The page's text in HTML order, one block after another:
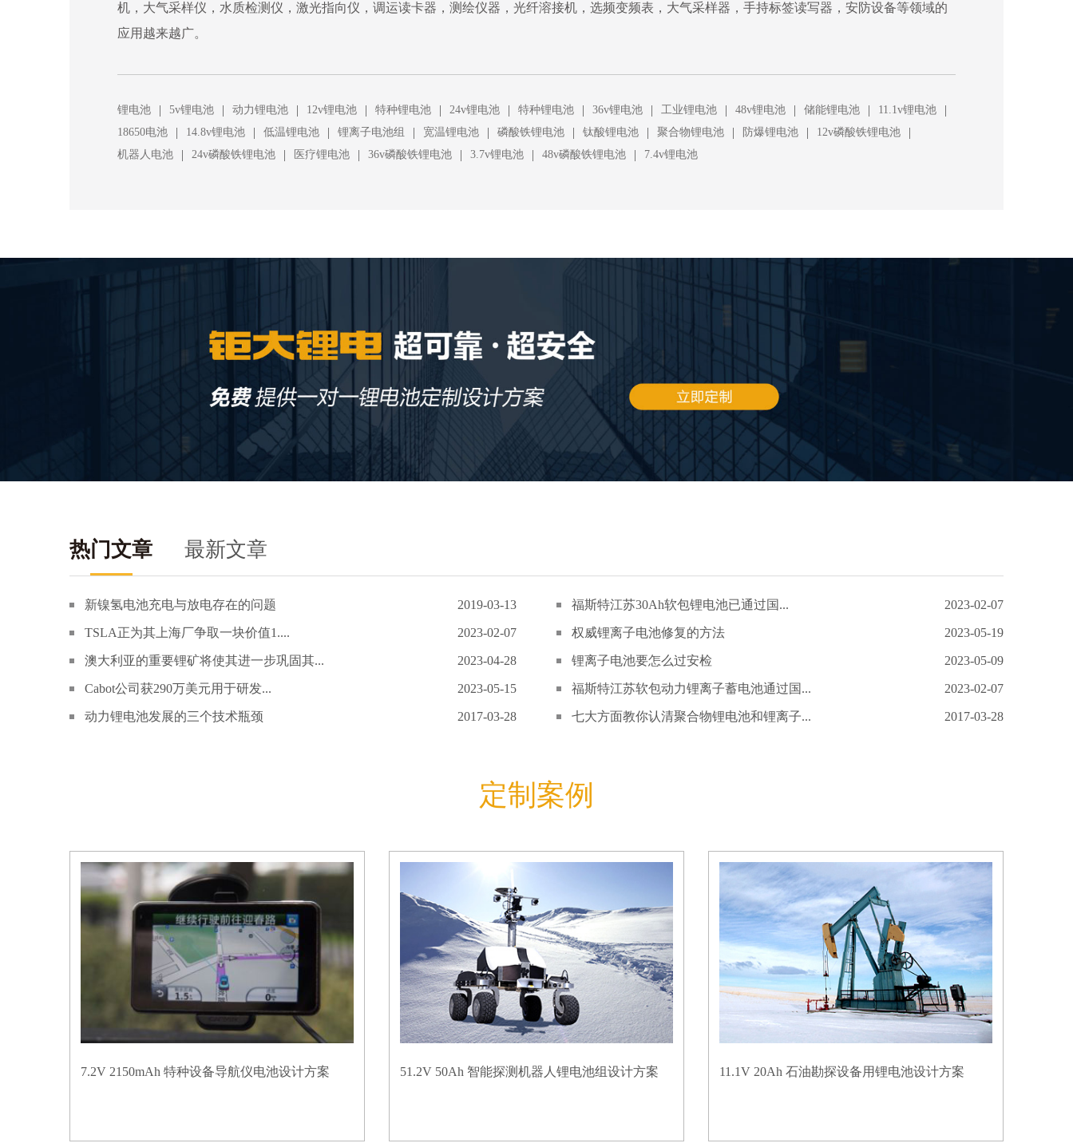
机，大气采样仪，水质检测仪，激光指向仪，调运读卡器，测绘仪器，光纤溶接机，选频变频表，大气采样器，手持标签读写器，安防设备等领域的
应用越来越广。
锂电池 | 5v锂电池 | 动力锂电池 | 12v锂电池 | 特种锂电池 | 24v锂电池 | 特种锂电池 | 36v锂电池 | 工业锂电池 | 48v锂电池 | 储能锂电池 | 11.1v锂电池 |
18650电池 | 14.8v锂电池 | 低温锂电池 | 锂离子电池组 | 宽温锂电池 | 磷酸铁锂电池 | 钛酸锂电池 | 聚合物锂电池 | 防爆锂电池 | 12v磷酸铁锂电池 |
机器人电池 | 24v磷酸铁锂电池 | 医疗锂电池 | 36v磷酸铁锂电池 | 3.7v锂电池 | 48v磷酸铁锂电池 | 7.4v锂电池
热门文章 最新文章
新镍氢电池充电与放电存在的问题 2019-03-13 福斯特江苏30Ah软包锂电池已通过国... 2023-02-07
TSLA正为其上海厂争取一块价值1.... 2023-02-07 权威锂离子电池修复的方法 2023-05-19
澳大利亚的重要锂矿将使其进一步巩固其... 2023-04-28 锂离子电池要怎么过安检 2023-05-09
Cabot公司获290万美元用于研发... 2023-05-15 福斯特江苏软包动力锂离子蓄电池通过国... 2023-02-07
动力锂电池发展的三个技术瓶颈 2017-03-28 七大方面教你认清聚合物锂电池和锂离子... 2017-03-28
定制案例
7.2V 2150mAh 特种设备导航仪电池设计方案 51.2V 50Ah 智能探测机器人锂电池组设计方案 11.1V 20Ah 石油勘探设备用锂电池设计方案